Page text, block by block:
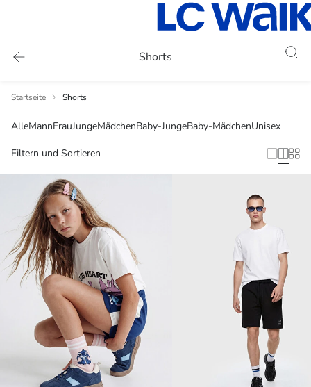
Shorts
Startseite Shorts
AlleMannFrauJungeMädchenBaby-JungeBaby-MädchenUnisex
Filtern und Sortieren